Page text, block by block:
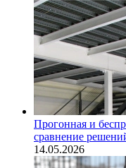
Прогонная и
сравнение
14.05.2026